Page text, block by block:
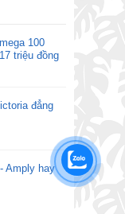
100
triệu đồng
đẳng
Amply hay